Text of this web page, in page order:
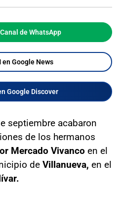
de WhatsApp
en Google News
Google Discover
septiembre acabaron
de los hermanos
Mercado Vivanco en el
de Villanueva, en el